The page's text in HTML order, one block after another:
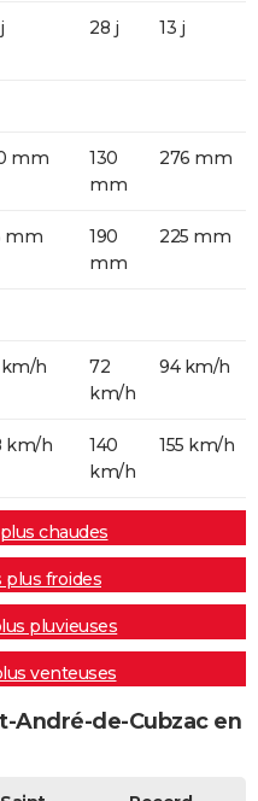
28 j 13 j
mm
130
mm
276 mm
mm
190
mm
225 mm
h
72
km/h
94 km/h
km/h
140
km/h
155 km/h
chaudes
plus froides
pluvieuses
venteuses
André-de-Cubzac en